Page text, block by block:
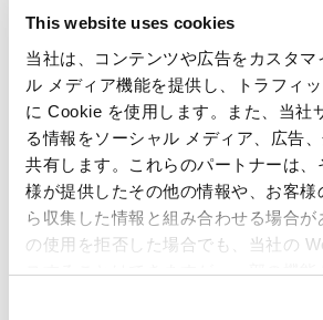
This website uses cookies
当社は、コンテンツや広告をカスタマ
ル メディア機能を提供し、トラフィ
に Cookie を使用します。また、当社
る情報をソーシャル メディア、広告
共有します。これらのパートナーは、
様が提供したその他の情報や、お客様
ら収集した情報と組み合わせる場合
の使用を拒否した場合でも、当社の
スすることはできますが、一部の機能
プラサカプコン 磯子店
2026.07.13
爆獲れクレーンゲーム専門店
『ツカモーヨ磯子店』で、この夏
だけの特別企画！縁日福袋...
アミュ
「Crazy
ネット）
賞者発表